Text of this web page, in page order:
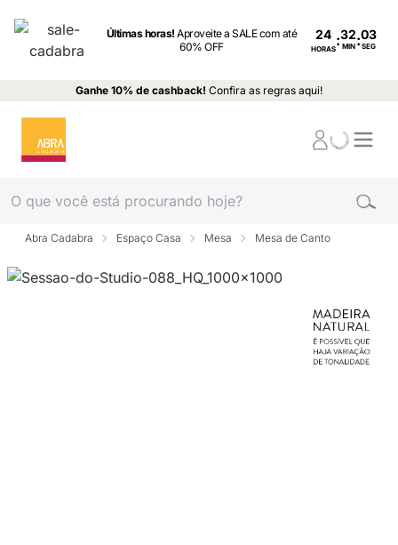
Últimas horas!Aproveite a SALE com até
60% OFF
24
HORAS: MIN : SEG
Ganhe 10% de cashback! Confira as regras aqui!
Abra Cadabra Espaço Casa Mesa Mesa de Canto